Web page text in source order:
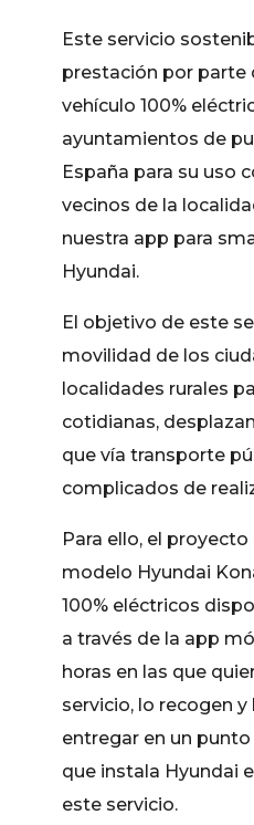
Este servicio
prestación por parte
vehículo 100%
ayuntamientos de
España para su uso
vecinos de la
nuestra app para
Hyundai.
El objetivo de este
movilidad de los
localidades rurales
cotidianas,
que vía transporte
complicados de
Para ello, el
modelo Hyundai
100% eléctricos
a través de la app
horas en las que
servicio, lo recogen y
entregar en un
que instala Hyundai
este servicio.